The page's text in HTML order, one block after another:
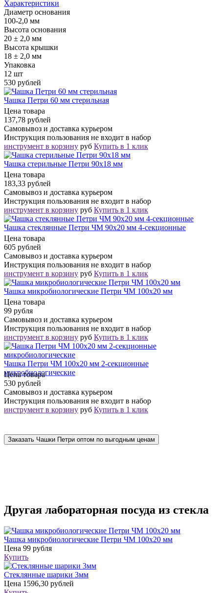
Характеристики
Диаметр основания
100-2,0 мм
Высота основания
20 ± 2,0 мм
Высота крышки
18 ± 2,0 мм
Упаковка
12 шт
530 рублей
Чашка Петри 60 мм стерильная
Цена товара
137,78 рублей
Самовывоз и доставка курьером
Инструкция пользования не входит в набор
инструмент в корзину руб Купить в 1 клик
Чашка стерильные Петри 90х18 мм
Цена товара
183,33 рублей
Самовывоз и доставка курьером
Инструкция пользования не входит в набор
инструмент в корзину руб Купить в 1 клик
Чашка стеклянные Петри ЧМ 90х20 мм 4-секционные
Цена товара
605 рублей
Самовывоз и доставка курьером
Инструкция пользования не входит в набор
инструмент в корзину руб Купить в 1 клик
Чашка микробиологические Петри ЧМ 100х20 мм
Цена товара
99 рубля
Самовывоз и доставка курьером
Инструкция пользования не входит в набор
инструмент в корзину руб Купить в 1 клик
Чашка Петри ЧМ 100х20 мм 2-секционные
микробиологические
Цена товара
530 рублей
Самовывоз и доставка курьером
Инструкция пользования не входит в набор
инструмент в корзину руб Купить в 1 клик
Заказать Чашки Петри оптом по выгодным ценам
Другая лабораторная посуда из стекла
Чашка микробиологические Петри ЧМ 100х20 мм
Цена 99 рубля
Купить
Стеклянные шарики 3мм
Цена 1596,30 рублей